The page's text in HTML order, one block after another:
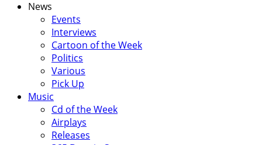
News
Events
Interviews
Cartoon of the Week
Politics
Various
Pick Up
Music
Cd of the Week
Airplays
Releases